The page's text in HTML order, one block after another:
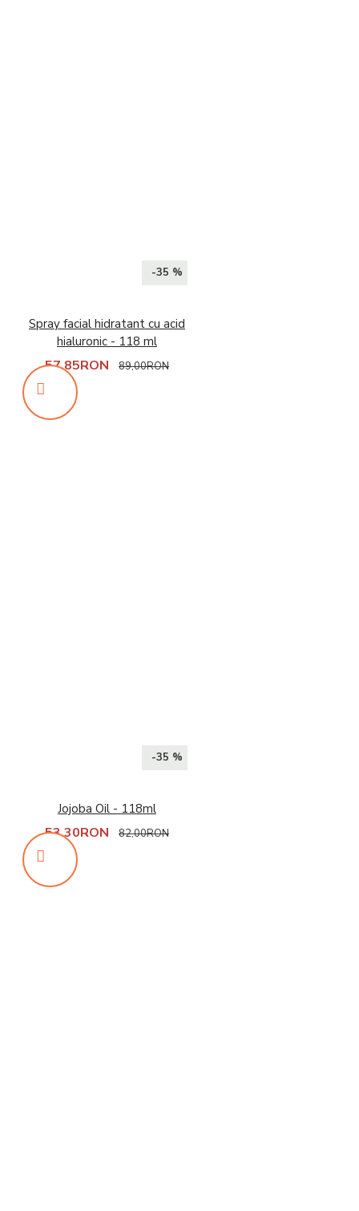
-35 %
Spray facial hidratant cu acid
hialuronic - 118 ml
57,85RON 89,00RON
-35 %
Jojoba Oil - 118ml
53,30RON 82,00RON